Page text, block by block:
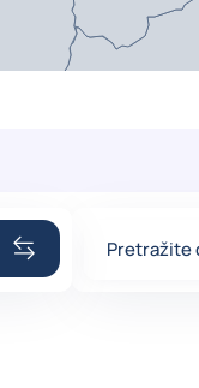
Pretražite